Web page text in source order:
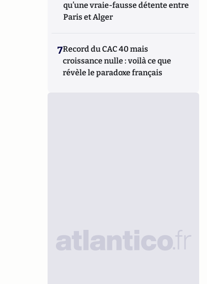
qu’une vraie-fausse détente entre
Paris et Alger
7Record du CAC 40 mais
croissance nulle : voilà ce que
révèle le paradoxe français